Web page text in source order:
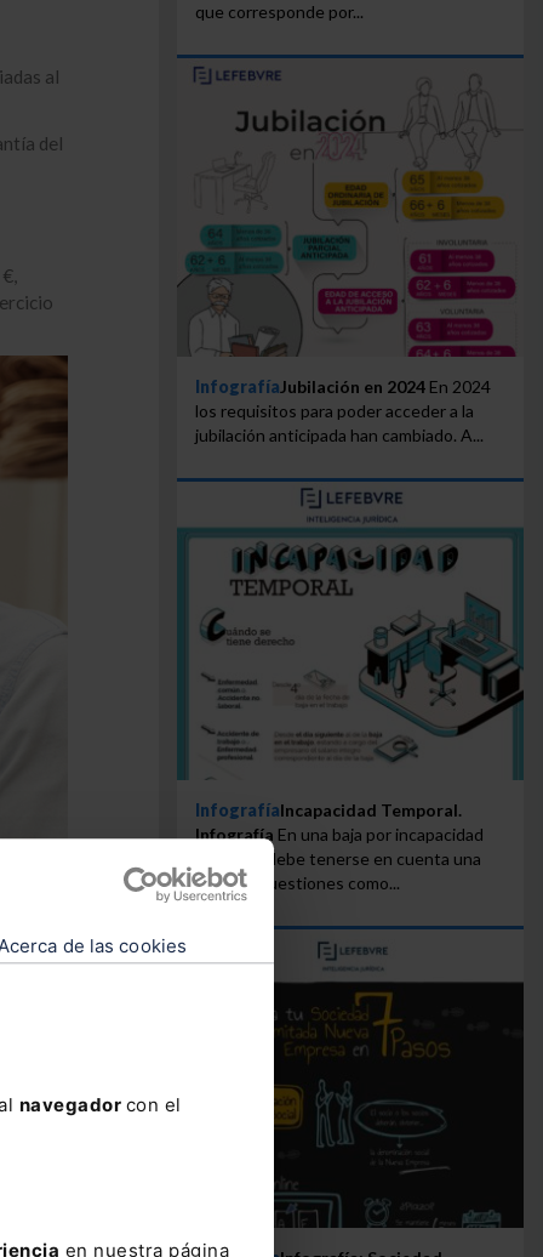
de las cookies
navegador con el
en nuestra página
al
del
de
que corresponde por...
InfografíaJubilación en 2024En 2024
los requisitos para poder acceder a la
jubilación anticipada han cambiado. A...
InfografíaIncapacidad Temporal.
Infografía En una baja por incapacidad
temporal debe tenerse en cuenta una
serie de cuestiones como...